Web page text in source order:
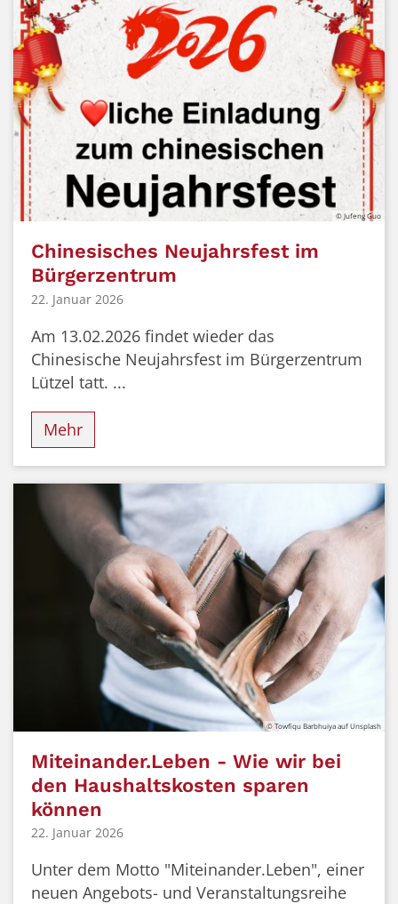
© Jufeng Guo
Chinesisches Neujahrsfest im
Bürgerzentrum
22. Januar 2026
Am 13.02.2026 findet wieder das
Chinesische Neujahrsfest im Bürgerzentrum
Lützel tatt. ...
Mehr
© Towfiqu Barbhuiya auf Unsplash
Miteinander.Leben - Wie wir bei
den Haushaltskosten sparen
können
22. Januar 2026
Unter dem Motto "Miteinander.Leben", einer
neuen Angebots- und Veranstaltungsreihe